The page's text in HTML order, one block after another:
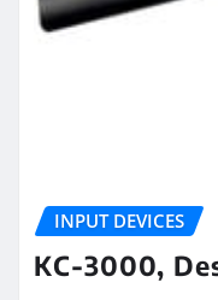
INPUT DEVICES
KC-3000,